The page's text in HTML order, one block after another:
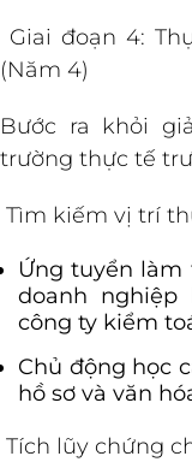
Giai đoạn 4:
(Năm 4)
Bước ra khỏi
trường thực tế
Tìm kiếm vị trí
Ứng tuyển
doanh
công ty kiểm
Chủ động học
hồ sơ và văn
Tích lũy chứng